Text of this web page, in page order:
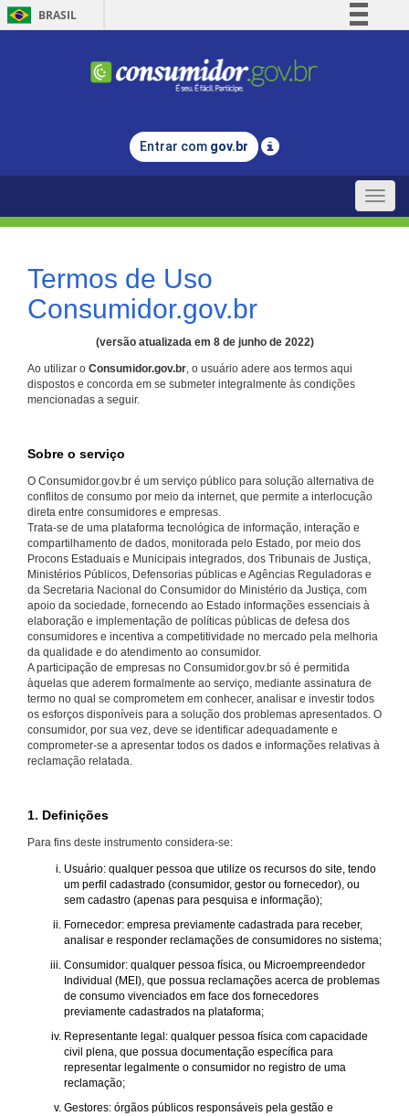
BRASIL
Comunica BR
Legislação
Entrar com gov.br
Toggle
Termos de Uso
Consumidor.gov.br
(versão atualizada em 8 de junho de 2022)
Ao utilizar o Consumidor.gov.br, o usuário adere aos termos aqui
dispostos e concorda em se submeter integralmente às condições
mencionadas a seguir.
Sobre o serviço
O Consumidor.gov.br é um serviço público para solução alternativa de
conflitos de consumo por meio da internet, que permite a interlocução
direta entre consumidores e empresas.
Trata-se de uma plataforma tecnológica de informação, interação e
compartilhamento de dados, monitorada pelo Estado, por meio dos
Procons Estaduais e Municipais integrados, dos Tribunais de Justiça,
Ministérios Públicos, Defensorias públicas e Agências Reguladoras e
da Secretaria Nacional do Consumidor do Ministério da Justiça, com
apoio da sociedade, fornecendo ao Estado informações essenciais à
elaboração e implementação de políticas públicas de defesa dos
consumidores e incentiva a competitividade no mercado pela melhoria
da qualidade e do atendimento ao consumidor.
A participação de empresas no Consumidor.gov.br só é permitida
àquelas que aderem formalmente ao serviço, mediante assinatura de
termo no qual se comprometem em conhecer, analisar e investir todos
os esforços disponíveis para a solução dos problemas apresentados. O
consumidor, por sua vez, deve se identificar adequadamente e
comprometer-se a apresentar todos os dados e informações relativas à
reclamação relatada.
1. Definições
Para fins deste instrumento considera-se:
Usuário: qualquer pessoa que utilize os recursos do site, tendo
um perfil cadastrado (consumidor, gestor ou fornecedor), ou
sem cadastro (apenas para pesquisa e informação);
Fornecedor: empresa previamente cadastrada para receber,
analisar e responder reclamações de consumidores no sistema;
Consumidor: qualquer pessoa física, ou Microempreendedor
Individual (MEI), que possua reclamações acerca de problemas
de consumo vivenciados em face dos fornecedores
previamente cadastrados na plataforma;
Representante legal: qualquer pessoa física com capacidade
civil plena, que possua documentação específica para
representar legalmente o consumidor no registro de uma
reclamação;
Gestores: órgãos públicos responsáveis pela gestão e